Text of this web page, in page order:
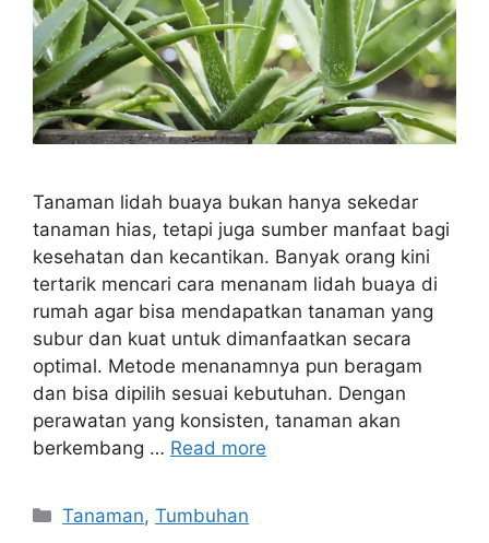
Tanaman lidah buaya bukan hanya sekedar
tanaman hias, tetapi juga sumber manfaat bagi
kesehatan dan kecantikan. Banyak orang kini
tertarik mencari cara menanam lidah buaya di
rumah agar bisa mendapatkan tanaman yang
subur dan kuat untuk dimanfaatkan secara
optimal. Metode menanamnya pun beragam
dan bisa dipilih sesuai kebutuhan. Dengan
perawatan yang konsisten, tanaman akan
berkembang … Read more
Categories
Tanaman,Tumbuhan